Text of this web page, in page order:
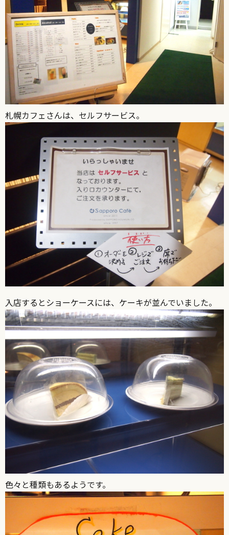
札幌カフェさんは、セルフサービス。
入店するとショーケースには、ケーキが並んでいました。
色々と種類もあるようです。